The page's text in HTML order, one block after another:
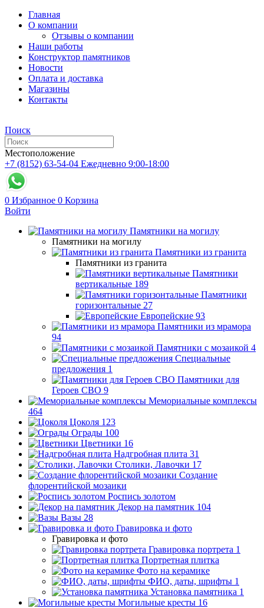
Главная
О компании
Отзывы о компании
Наши работы
Конструктор памятников
Новости
Оплата и доставка
Магазины
Контакты
Поиск
Местоположение
+7 (8152) 63-54-04 Ежедневно 9:00-18:00
0 Избранное 0 Корзина
Войти
Памятники на могилу
Памятники на могилу
Памятники из гранита
Памятники из гранита
Памятники
вертикальные 189
Памятники
горизонтальные 27
Европейские 93
Памятники из мрамора
94
Памятники с мозаикой 4
Специальные
предложения 1
Памятники для
Героев СВО 9
Мемориальные комплексы
464
Цоколя 123
Ограды 100
Цветники 16
Надгробная плита 31
Столики, Лавочки 17
Создание
флорентийской мозаики
Роспись золотом
Декор на памятник 104
Вазы 28
Гравировка и фото
Гравировка и фото
Гравировка портрета 1
Портретная плитка
Фото на керамике
ФИО, даты, шрифты 1
Установка памятника 1
Могильные кресты 16